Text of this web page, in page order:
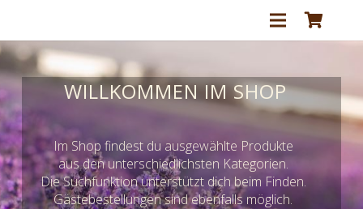
WILLKOMMEN IM SHOP
Im Shop findest du ausgewählte Produkte
aus den unterschiedlichsten Kategorien.
Die Suchfunktion unterstützt dich beim Finden.
Gästebestellungen sind ebenfalls möglich.